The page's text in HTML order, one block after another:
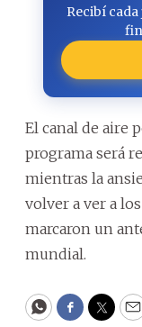
Recibí
El canal de aire
programa será
mientras la
volver a ver a
marcaron un
mundial.
WhatsApp